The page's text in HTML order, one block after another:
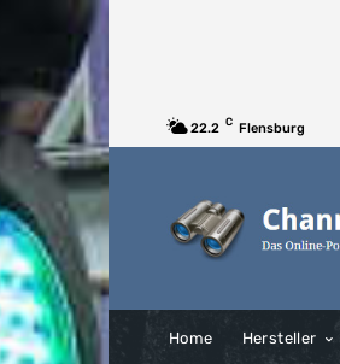
22.2 C Flensburg
Home Hersteller